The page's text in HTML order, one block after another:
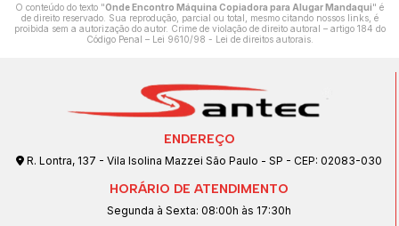
O conteúdo do texto "Onde Encontro Máquina Copiadora para Alugar Mandaqui" é
de direito reservado. Sua reprodução, parcial ou total, mesmo citando nossos links, é
proibida sem a autorização do autor. Crime de violação de direito autoral – artigo 184 do
Código Penal – Lei 9610/98 - Lei de direitos autorais.
ENDEREÇO
R. Lontra, 137 - Vila Isolina Mazzei São Paulo - SP - CEP: 02083-030
HORÁRIO DE ATENDIMENTO
Segunda à Sexta: 08:00h às 17:30h